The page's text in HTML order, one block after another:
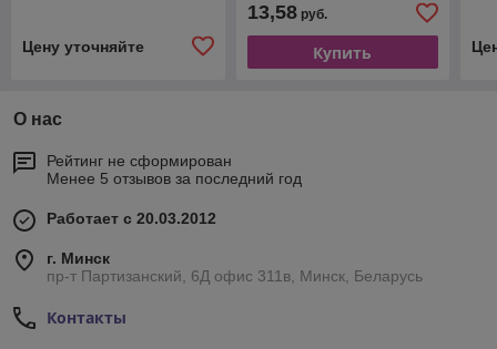
Цену уточняйте
13,58руб.
Купить
О нас
Рейтинг не сформирован
Менее 5 отзывов за последний год
Работает с 20.03.2012
г. Минск
пр-т Партизанский, 6Д офис 311в, Минск, Беларусь
Контакты